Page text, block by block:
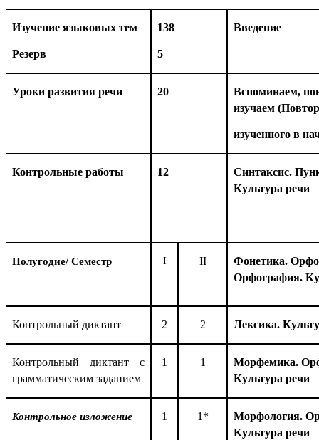
Изучение языковых тем
Резерв
138
5
Введение
Уроки развития речи 20
Вспоминаем,
изучаем
изученного в
Контрольные работы 12
Синтаксис.
Культура речи
Полугодие/ Семестр I II
Фонетика.
Орфография.
Контрольный диктант 2 2 Лексика.
Контрольный диктант с
грамматическим заданием
1 1
Морфемика.
Культура речи
Контрольное изложение 1 1*
Морфология.
Культура речи